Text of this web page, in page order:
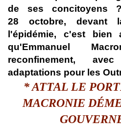
de ses concitoyens
28 octobre, devant
l'épidémie, c'est bien
qu'Emmanuel
reconfinement,
adaptations pour les
* ATTAL LE
MACRONIE